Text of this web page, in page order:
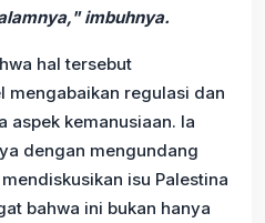
imbuhnya.
hal tersebut
mengabaikan regulasi dan
aspek kemanusiaan. Ia
dengan mengundang
isu Palestina
bahwa ini bukan hanya